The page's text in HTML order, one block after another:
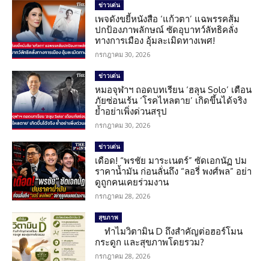
ข่าวเด่น
เพจดังขยี้หนังสือ ‘แก้วตา’ แฉพรรคส้ม
ปกป้องภาพลักษณ์ ซัดอุบาทว์ลัทธิคลั่ง
ทางการเมือง อุ้มละเมิดทางเพศ!
กรกฎาคม 30, 2026
ข่าวเด่น
หมอจุฬาฯ ถอดบทเรียน ‘ฮลุน Solo’ เตือน
ภัยซ่อนเร้น ‘โรคไหลตาย’ เกิดขึ้นได้จริง
ย้ำอย่าเพิ่งด่วนสรุป
กรกฎาคม 30, 2026
ข่าวเด่น
เดือด! “พรชัย มาระเนตร์” ซัดเอกนัฏ ปม
ราคาน้ำมัน ก่อนลั่นถึง “ลอรี่ พงศ์พล” อย่า
ดูถูกคนเคยร่วมงาน
กรกฎาคม 28, 2026
สุขภาพ
ทำไมวิตามิน D ถึงสำคัญต่อฮอร์โมน
กระดูก และสุขภาพโดยรวม?
กรกฎาคม 28, 2026